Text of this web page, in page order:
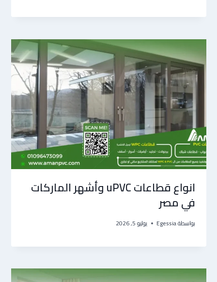
انواع قطاعات uPVC وأشهر الماركات
في مصر
بواسطةEgessia يوليو 5, 2026